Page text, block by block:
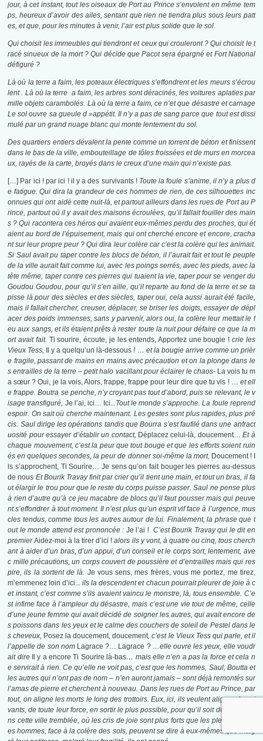
jour, à cet instant, tout les oiseaux de Port au Prince s’envolent en même tem
ps, heureux d’avoir des ailes, sentant que rien ne tiendra plus sous leurs patt
es, et que, pour les minutes à venir, l’air est plus solide que le sol.
Qui choisit les immeubles qui tiendront et ceux qui crouleront ? Qui choisit le t
racé sinueux de la mort ? Qui décide que Pacot sera épargné et Fort National
défiguré ?
Là où la terre a faim, les poteaux électriques s’effondrent et les meurs s’écrou
lent . Là où la terre a faim, les arbres sont déracinés, les voitures aplaties par
mille objets carambolés. Là où la terre a faim, ce n’et que désastre et carnage
Le sol ouvre sa gueule d »appétit. Il n’y a pas de sang parce que tout est dissi
mulé par un grand nuage blanc qui monte lentement du sol.
Des quartiers entiers dévalent la pente comme un torrent de béton et finissent
dans le bas de la ville, embouteillage de tôles froissées et de murs en morcea
ux, rayés de la carte, broyés dans le creux d’une main qui n’existe pas.
[…] Par ici ! par ici ! il y a des survivants ! Toute la foule s’anime, il n’y a plus d
e fatigue. Qui dira la grandeur de ces hommes de rien, de ces silhouettes inc
onnues qui ont aidé cette nuit-là, et partout ailleurs dans les rues de Port au P
rince, partout où il y avait des maisons écroulées, qu’il fallait fouiller des main
s ? Qui racontera ces héros qui avaient eux-mêmes perdu des proches, qui ét
aient au bord de l’épuisement, mais qui ont cherché encore et encore, cracha
nt sur leur propre peur ? Qui dira leur colère car c’est la colère qui les animait.
Si Saul avait pu taper contre les blocs de béton, il l’aurait fait et tout le peuple
de la ville aurait fait comme lui, avec les poings serrés, avec les pieds, avec la
tête même, taper contre ces pierres qui tuaient la vie, taper pour se venger du
Goudou Goudou, pour qu’il s’en aille, qu’il reparte au fond de la terre et se ta
pisse là pour des siècles et des siècles, taper oui, cela aussi aurait été facile,
mais il fallait chercher, creuser, déplacer, se briser les doigts, essayer de dépl
acer des poids immenses, sans y parvenir, alors oui, la colère leur mettait le f
eu aux sangs, et ils étaient prêts à rester toute la nuit pour défaire ce que la m
ort avait fait. Ti sourire, écoute, je les entends, Apportez une bougie ! crie les
Vieux Tess,
Il y a quelqu’un là-dessous! … et la bougie arrive comme un prièr
e fragile, passant de mains en mains avec précaution et on la plonge dans le
s entrailles de la terre – petit halo vacillant pour éclairer le chaos- La vois tu m
a sœur ? Oui, je la vois, Alors, frappe, frappe pour leur dire que tu vis ! … et ell
e frappe. Boutra se penche, n’y croyant pas tout d’abord, puis se relevant, le v
isage transfiguré, Je l’ai, ici… Ici...Tout le monde s’approche. La foule reprend
espoir. On sait où cherche maintenant. Les gestes sont plus rapides, plus pré
cis. Saul dirige les opérations tandis que Bourra s’est faufilé dans une anfract
uosité pour essayer d’établir un contact, Déplacez celui-là, doucement…Et à
chaque mouvement, c’est la peur que tout bouge et que les efforts soient ruin
és en quelques secondes, la peur de donner soi-même la mort, Doucement !
ls s’approchent, Ti Sourire… Je sens qu’on fait bouger les pierres au-dessus
de nous Et Bourik Travay finit par crier qu’il tient une main, et tout un bras, il fa
ut élargir le trou pour que le reste du corps puisse passer. Saul ne pense plus
à rien d’autre qu’à ce jeu macabre de blocs qu’il faut pousser mais qui peuve
nt s’effondrer à tout moment. Il n’est plus qu’un esprit vif face à l’urgence, mus
cles tendus, comme tous les autres autour de lui. Finalement, la phrase que t
out le monde attend est prononcée : Je l’ai ! C’est Bourik Travay qui le dit en
premierAidez-moi à la tirer d’ici !alors ils y vont, à quatre ou cinq, tous cherch
ant à aider d’un bras, d’un appui, d’un conseil et le corps sort, lentement, ave
c mille précautions, un corps couvert de poussière et d’entrailles mais qui res
pire, ils la sortent de là. Je vous sens, mes frères, vous me portez, me tirez,
m’emmenez loin d’ici... ils la descendent et chacun pourrait pleurer de joie à c
et instant, c’est comme s’ils avaient vaincu le monstre, là, tous ensemble. C’e
st infime face à l’ampleur du désastre, mais c’est une vie tout de même, celle
d’une jeune femme qui avait décidé de soigner les autres, qui avait encore de
s poissons dans les yeux et le calme des couchers de soleil de Pestel dans le
s cheveux, Posez la doucement, doucement, c’est le Vieux Tess qui parle, et il
l’appelle de son nom Lagrace ?… Lagrace ?…elle ouvre les yeux, elle voudr
ait dire
Il y a encore Ti Sourire là-bas… mais elle n’en a pas la force et cela n
e servirait à rien. Ce qu’elle ne voit pas, c’est que les hommes, Saul, Boutta et
les autres qui n’ont pas de nom – n’en auront jamais – sont déjà remontés sur
l’amas de pierre et cherchent à nouveau. Dans les rues de Port au Prince, par
tout, on aligne les morts le long des trottoirs. Eux, ici, ils veulent aligner des vi
vants, de toute leur force, en sortir le plus possible, pour qu’il soit des rues, da
ns cette ville tremblée, où les cris de joie sont plus forts que les pleurs, et où l
es hommes, face à la colère des sols, peuvent se dire à eux-mêmes que malg